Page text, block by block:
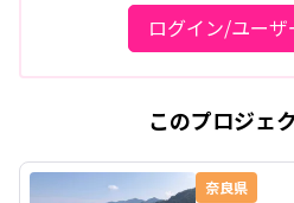
ログイン/ユーザ
このプロジェ
奈良県